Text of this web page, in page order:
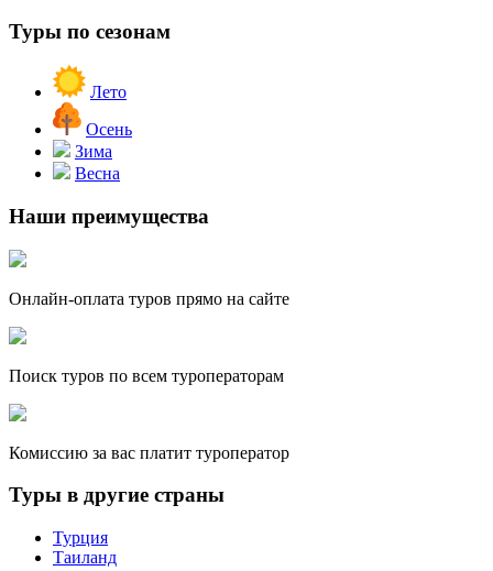
Туры по сезонам
Лето
Осень
Зима
Весна
Наши преимущества
Онлайн-оплата туров прямо на сайте
Поиск туров по всем туроператорам
Комиссию за вас платит туроператор
Туры в другие страны
Турция
Таиланд